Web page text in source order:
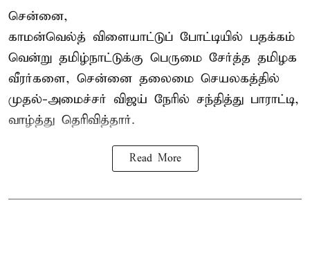
சென்னை,
காமன்வெல்த் விளையாட்டுப் போட்டியில் பதக்கம்
வென்று தமிழ்நாட்டுக்கு பெருமை சேர்த்த தமிழக
வீரர்களை, சென்னை தலைமை செயலகத்தில்
முதல்-அமைச்சர் விஜய் நேரில் சந்தித்து பாராட்டி,
வாழ்த்து தெரிவித்தார்.
Read More